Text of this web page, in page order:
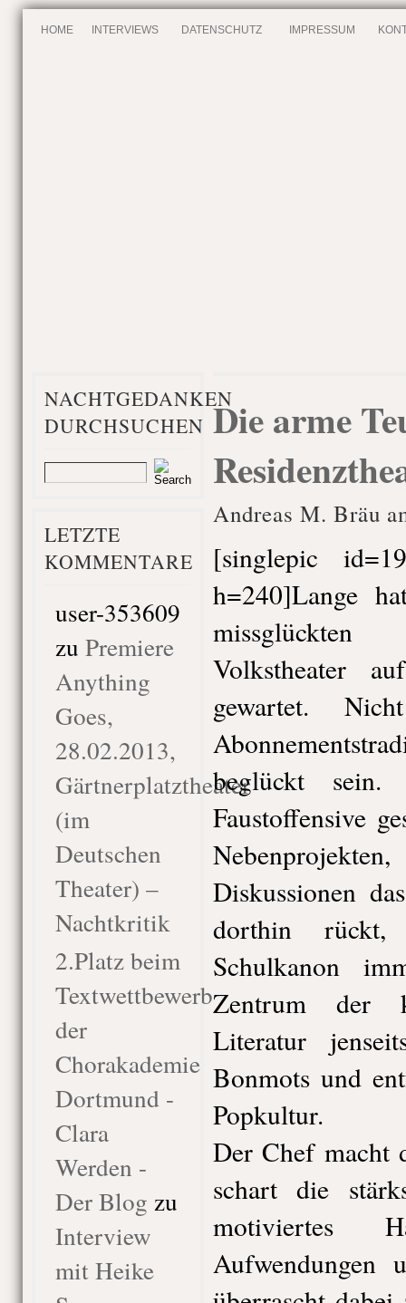
HOME INTERVIEWS DATENSCHUTZ IMPRESSUM
NACHTGEDANKEN
DURCHSUCHEN
LETZTE
KOMMENTARE
user-353609
zu Premiere
Anything
Goes,
28.02.2013,
Gärtnerplatztheater
(im
Deutschen
Theater) –
Nachtkritik
2.Platz beim
Textwettbewerb
der
Chorakademie
Dortmund -
Clara
Werden -
Der Blog zu
Interview
mit Heike
Die arme
Andreas M. Bräu
[singlepic
h=240]Lange
Volkstheater
gewartet.
beglückt
Faustoffensive
Diskussionen
dorthin
Schulkanon
Zentrum der
Literatur
Bonmots und
Popkultur.
Der Chef macht
schart die
motiviertes
Aufwendungen